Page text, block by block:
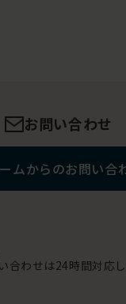
お問い合わせ
ムからのお問い合
わせは24時間対応し